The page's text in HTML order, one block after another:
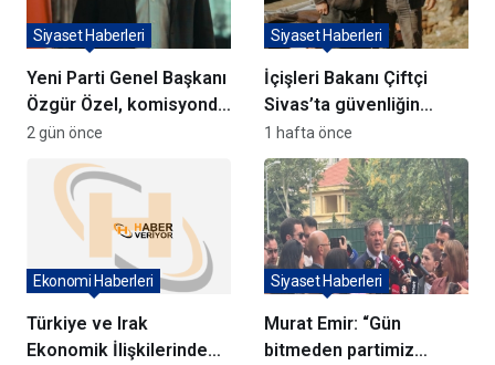
Yeni Parti Genel Başkanı
Özgür Özel, komisyonda
sözlerini duyuracak
Siyaset Haberleri
2 gün önce
İçişleri Bakanı Çiftçi
Sivas’ta güvenliğin
kalkınma için şart
olduğunu vurguladı
Siyaset Haberleri
1 hafta önce
Türkiye ve Irak
Ekonomik İlişkilerinde
Ekonomi Haberleri
Murat Emir: “Gün
bitmeden partimiz
Siyaset Haberleri